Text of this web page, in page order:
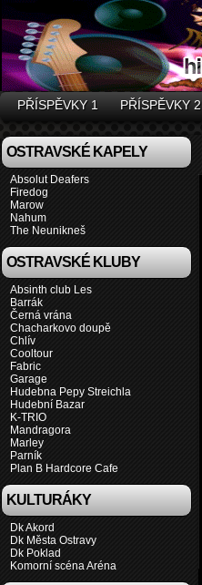
PŘÍSPĚVKY 1 PŘÍSPĚVKY 2
OSTRAVSKÉ KAPELY
Absolut Deafers
Firedog
Marow
Nahum
The Neunikneš
OSTRAVSKÉ KLUBY
Absinth club Les
Barrák
Černá vrána
Chacharkovo doupě
Chlív
Cooltour
Fabric
Garage
Hudebna Pepy Streichla
Hudební Bazar
K-TRIO
Mandragora
Marley
Parník
Plan B Hardcore Cafe
KULTURÁKY
Dk Akord
Dk Města Ostravy
Dk Poklad
Komorní scéna Aréna